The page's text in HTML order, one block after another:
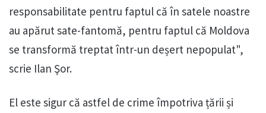
responsabilitate pentru faptul că în satele noastre
au apărut sate-fantomă, pentru faptul că Moldova
se transformă treptat într-un deșert nepopulat",
scrie Ilan Şor.
El este sigur că astfel de crime împotriva țării și